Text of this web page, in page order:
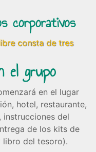
corporativos
consta de tres
el grupo
en el lugar
hotel, restaurante,
del
de los kits de
libro del tesoro).